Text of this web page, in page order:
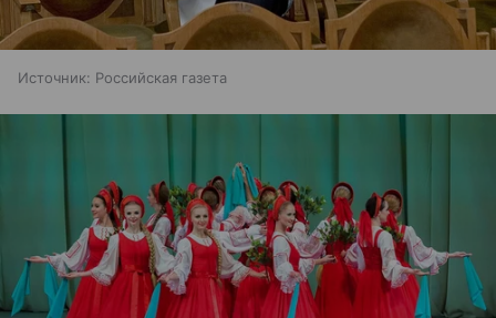
Источник: Российская газета